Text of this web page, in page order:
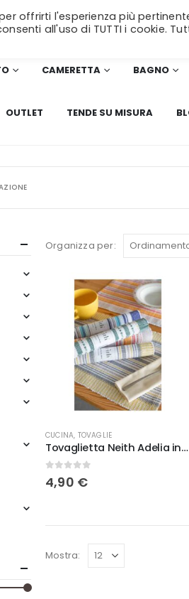
CAMERETTA BAGNO
OUTLET TENDE SU MISURA
Organizza per:
prodotto
ha
più
possono
CUCINA, TOVAGLIE
Tovaglietta Neith Adelia in 4 colori
Su 5
4,90 €
Mostra:
offrirti l'esperienza più
all'uso di TUTTI i cookie.